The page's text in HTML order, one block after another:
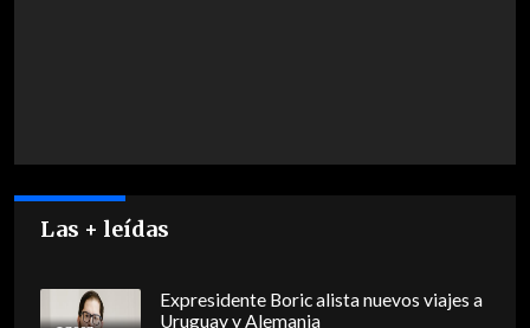
Las + leídas
Expresidente Boric alista nuevos viajes a
Uruguay y Alemania